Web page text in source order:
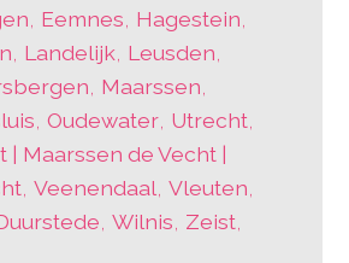
Eemnes Hagestein
Landelijk Leusden
Maarssen
Oudewater, Utrecht,
| Maarssen de Vecht |
, Veenendaal Vleuten
Wilnis Zeist,